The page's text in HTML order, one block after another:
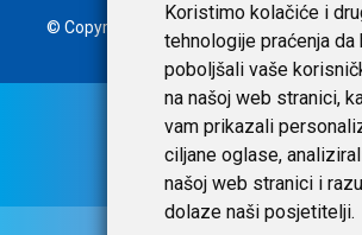
Koristimo kolačiće i
tehnologije praćenja da
poboljšali vaše
na našoj web stranici,
vam prikazali
ciljane oglase,
našoj web stranici i
dolaze naši posjetitelji.
© Copyright 2020. Laudato d.o.o. | Tečaj
7,53450 HRK | Uvjeti i